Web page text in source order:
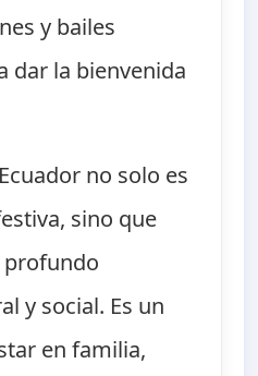
y bailes
dar la bienvenida
no solo es
sino que
y social. Es un
en familia,